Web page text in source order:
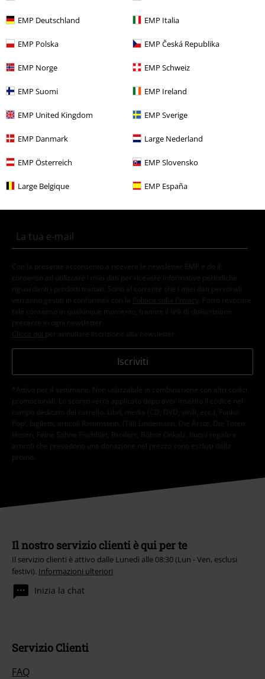
EMP Deutschland EMP Italia
EMP Polska EMP Česká Republika
EMP Norge EMP Schweiz
EMP Suomi EMP Ireland
EMP United Kingdom EMP Sverige
EMP Danmark Large Nederland
EMP Österreich EMP Slovensko
Large Belgique EMP España
Abbigliamento & accessori
Donna Esclusiva
Donna Abbigliamento
Intrattenimento
Novità Abbigliamento
Iscriviti ora e ricevi un buono sconto del 15%!
Con la presente acconsento a ricevere le newsletter EMP e do il
consenso ad utilizzare i miei dati per ricevere informative periodiche
riguardanti i prodotti trattati. Sono al corrente che i miei dati personali
verranno gestiti in conformità con la
Politica sulla Privacy
. Potrò revocare
tale consenso in qualunque momento, tramite il link di disiscrizione
presente in ogni newsletter.
Clicca qui per annullare liscrizione alla newsletter.
Iscriviti
*Attivo per 4 settimane. Non utilizzabile in combinazione con altri codici
promozionali. Lo sconto verrà applicato dopo aver inserito il codice nel
campo dedicato del carrello. Libri, media (CD, DVD, vinili, ecc.), Funko
Pop!, biglietti, articoli Rammstein, (Till) Lindemann, Die Ärzte, Die Toten
Hosen, Feine Sahne Fischfilet, Broilers, Böhse Onkelz, buoni regalo e
articoli che prevedono una donazione nel prezzo sono esclusi dalla
promo.
Il nostro servizio clienti è qui per te
Il servizio clienti è attivo dalle Lunedì alle 08:30 (Lun - Ven, esclusi
festivi). Informazioni ulteriori
Inizia la chat
Servizio Clienti
FAQ